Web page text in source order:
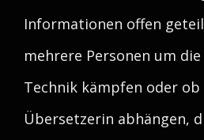
Informationen offen
mehrere Personen um
Technik kämpfen oder
Übersetzerin abhängen,